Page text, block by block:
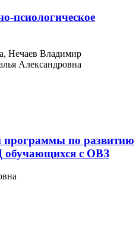
псиологическое
Нечаев Владимир
Александровна
программы по развитию
с ОВЗ